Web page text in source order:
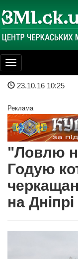
Toggle
navigation
23.10.16 10:25
Реклама
"Ловлю
Годую
на Дніпрі